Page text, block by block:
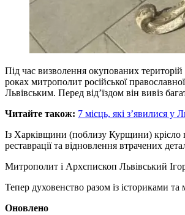
Під час визволення окупованих
роках митрополит російської
Львівським. Перед від’їздом він вивіз
Читайте також: 7 місць, які з’явилися
Із Харківщини (поблизу Курщини) крісло
реставрації та відновлення втрачених
Митрополит і Архєпископ Львівський
Тепер духовенство разом із істориками
Оновлено